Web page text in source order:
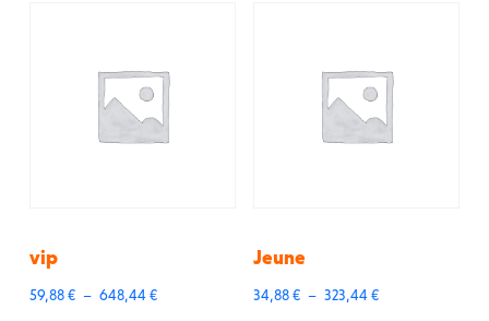
vip
59,88€ – 648,44€Plage
Jeune
34,88€ – 323,44€Plage